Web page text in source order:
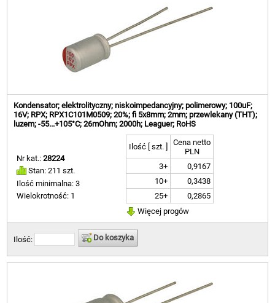
Kondensator; elektrolityczny; niskoimpedancyjny; polimerowy; 100uF;
16V; RPX; RPX1C101M0509; 20%; fi 5x8mm; 2mm; przewlekany (THT);
luzem; -55...+105°C; 26mOhm; 2000h; Leaguer; RoHS
Nr kat.:28224
Stan: 211 szt.
Ilość minimalna: 3
Wielokrotność: 1
Ilość [ szt. ]
Cena netto
PLN
3+
0,9167
10+
0,3438
25+
0,2865
Więcej progów
Ilość: Do koszyka